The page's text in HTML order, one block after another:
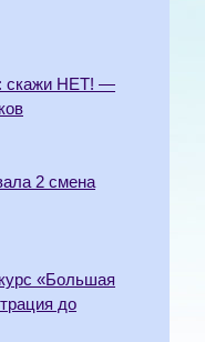
скажи НЕТ! —
2 смена
«Большая
до